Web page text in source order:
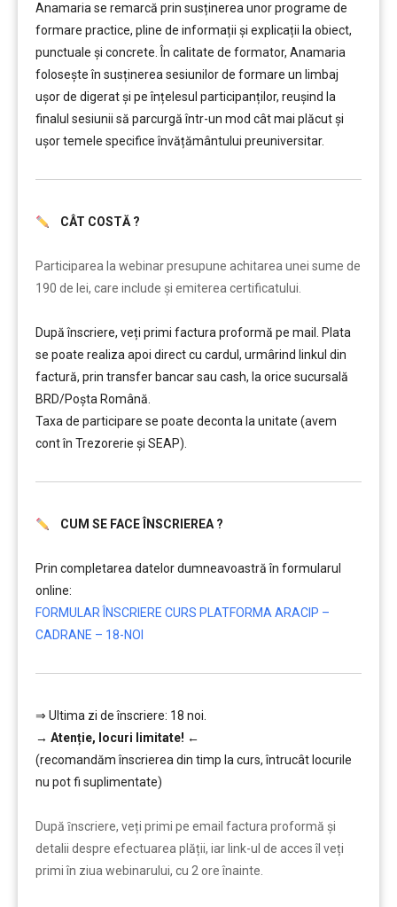
Anamaria se remarcă prin susținerea unor programe de
formare practice, pline de informații și explicații la obiect,
punctuale și concrete. În calitate de formator, Anamaria
folosește în susținerea sesiunilor de formare un limbaj
ușor de digerat și pe înțelesul participanților, reușind la
finalul sesiunii să parcurgă într-un mod cât mai plăcut și
ușor temele specifice învățământului preuniversitar.
CÂT COSTĂ ?
Participarea la webinar presupune achitarea unei sume de
190 de lei, care include şi emiterea certificatului.
După înscriere, veți primi factura proformă pe mail. Plata
se poate realiza apoi direct cu cardul, urmârind linkul din
factură, prin transfer bancar sau cash, la orice sucursală
BRD/Poșta Română.
Taxa de participare se poate deconta la unitate (avem
cont în Trezorerie și SEAP).
CUM SE FACE ÎNSCRIEREA ?
Prin completarea datelor dumneavoastră în formularul
online:
FORMULAR ÎNSCRIERE CURS PLATFORMA ARACIP –
CADRANE – 18-NOI
⇒ Ultima zi de înscriere: 18 noi.
→ Atenție, locuri limitate! ←
(recomandăm înscrierea din timp la curs, întrucât locurile
nu pot fi suplimentate)
După ȋnscriere, veți primi pe email factura proformă și
detalii despre efectuarea plății, iar link-ul de acces îl veți
primi în ziua webinarului, cu 2 ore înainte.